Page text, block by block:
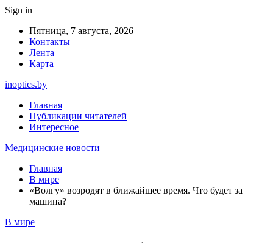
Sign in
Пятница, 7 августа, 2026
Контакты
Лента
Карта
inoptics.by
Главная
Публикации читателей
Интересное
Медицинские новости
Главная
В мире
«Волгу» возродят в ближайшее время. Что будет за
машина?
В мире